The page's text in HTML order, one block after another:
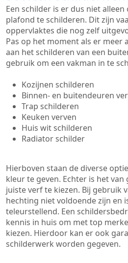
Een schilder is er dus niet
plafond te schilderen. Dit zijn
oppervlaktes die nog zelf
Pas op het moment als er meer
aan het schilderen van een
gebruik om een vakman in te
Kozijnen schilderen
Binnen- en buitendeuren
Trap schilderen
Keuken verven
Huis wit schilderen
Radiator schilder
Hierboven staan de diverse
kleur te geven. Echter is het
juiste verf te kiezen. Bij gebruik
hechting niet voldoende zijn en
teleurstellend. Een
kennis in huis om met top
kiezen. Hierdoor kan er ook
schilderwerk worden gegeven.